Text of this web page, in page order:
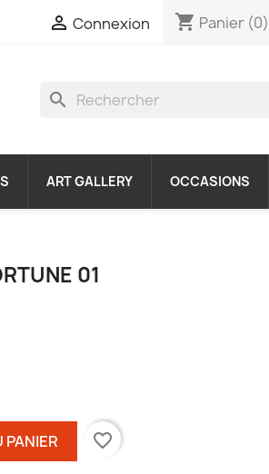
 Connexion shopping_cart Panier (0)
search
ART GALLERY OCCASIONS
01
PANIER favorite_border